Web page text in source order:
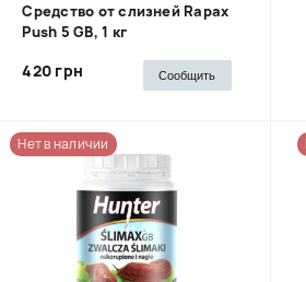
Средство от слизней Rapax
Push 5 GB, 1 кг
420 грн Сообщить
Нет в наличии